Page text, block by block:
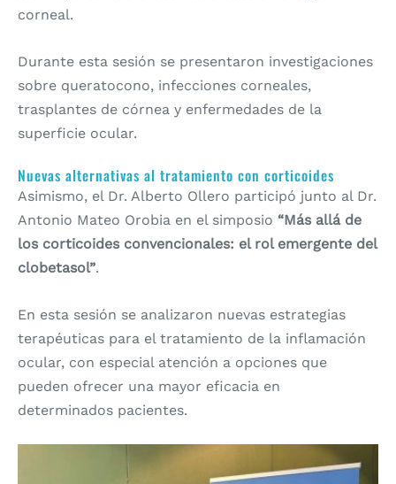
corneal.
Durante esta sesión se presentaron investigaciones
sobre queratocono, infecciones corneales,
trasplantes de córnea y enfermedades de la
superficie ocular.
Nuevas alternativas al tratamiento con corticoides
Asimismo, el Dr. Alberto Ollero participó junto al Dr.
Antonio Mateo Orobia en el simposio “Más allá de
los corticoides convencionales: el rol emergente del
clobetasol”.
En esta sesión se analizaron nuevas estrategias
terapéuticas para el tratamiento de la inflamación
ocular, con especial atención a opciones que
pueden ofrecer una mayor eficacia en
determinados pacientes.